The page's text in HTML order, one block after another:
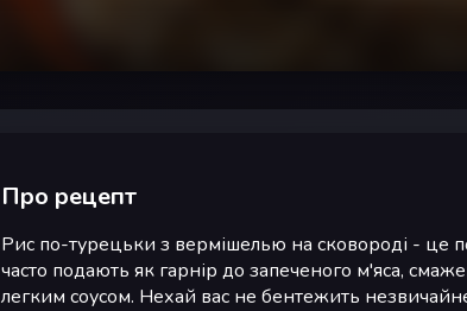
Про рецепт
Рис по-турецьки з вермішелью на сковороді - це
часто подають як гарнір до запеченого м'яса,
легким соусом. Нехай вас не бентежить